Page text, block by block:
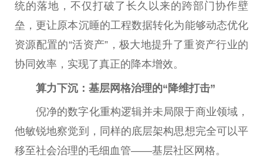
统的落地，不仅打破了长久以来的跨部门协作壁
垒，更让原本沉睡的工程数据转化为能够动态优化
资源配置的“活资产”，极大地提升了重资产行业的
协同效率，实现了真正的降本增效。
算力下沉：基层网格治理的“降维打击”
倪净的数字化重构逻辑并未局限于商业领域，
他敏锐地察觉到，同样的底层架构思想完全可以平
移至社会治理的毛细血管——基层社区网格。